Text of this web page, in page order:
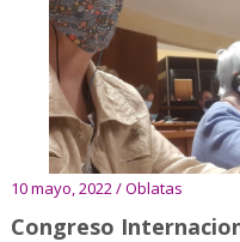
10 mayo, 2022 / Oblatas
Congreso